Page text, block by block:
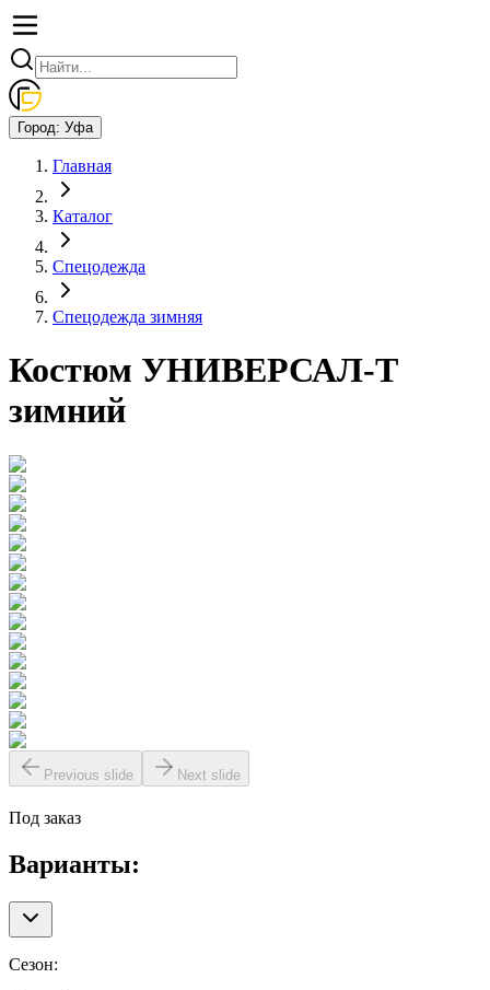
Город: Уфа
Главная
Каталог
Спецодежда
Спецодежда зимняя
Костюм УНИВЕРСАЛ-Т
зимний
Previous slide Next slide
Под заказ
Варианты:
Сезон: